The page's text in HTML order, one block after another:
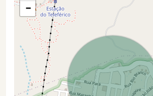
−